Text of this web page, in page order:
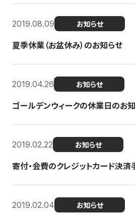
2019.08.09 お知らせ
夏季休業（お盆休み）のお知らせ
2019.04.26 お知らせ
ゴールデンウィークの休業日のお
2019.02.22 お知らせ
寄付・会費のクレジットカード決済
2019.02.04 お知らせ